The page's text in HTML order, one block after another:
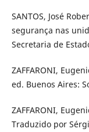
SANTOS, José
segurança nas
Secretaria de
ZAFFARONI,
ed. Buenos Aires:
ZAFFARONI,
Traduzido por